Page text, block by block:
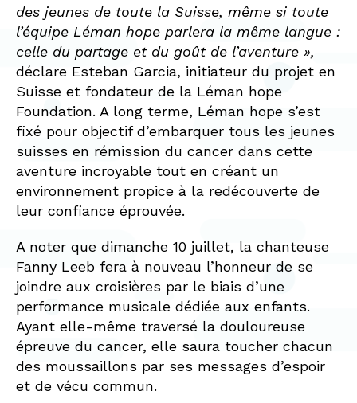
des jeunes de toute la Suisse, même si toute
l’équipe Léman hope parlera la même langue :
celle du partage et du goût de l’aventure »,
déclare Esteban Garcia, initiateur du projet en
Suisse et fondateur de la Léman hope
Foundation. A long terme, Léman hope s’est
fixé pour objectif d’embarquer tous les jeunes
suisses en rémission du cancer dans cette
aventure incroyable tout en créant un
environnement propice à la redécouverte de
leur confiance éprouvée.
A noter que dimanche 10 juillet, la chanteuse
Fanny Leeb fera à nouveau l’honneur de se
joindre aux croisières par le biais d’une
performance musicale dédiée aux enfants.
Ayant elle-même traversé la douloureuse
épreuve du cancer, elle saura toucher chacun
des moussaillons par ses messages d’espoir
et de vécu commun.